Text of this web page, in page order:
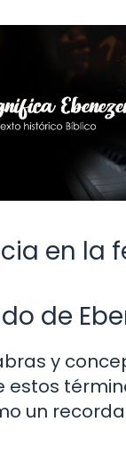
en la
de
y
un